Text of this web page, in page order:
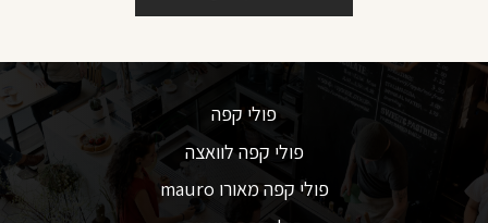
פולי קפה
פולי קפה לוואצה
פולי קפה מאורו mauro